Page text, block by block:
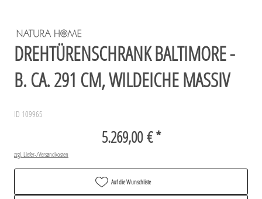
DREHTÜRENSCHRANK BALTIMORE -
B. CA. 291 CM, WILDEICHE MASSIV
ID 109965
5.269,00 € *
zzgl. Liefer-/Versandkosten
Auf die Wunschliste